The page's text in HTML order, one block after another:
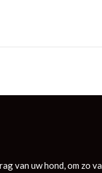
van uw hond, om zo